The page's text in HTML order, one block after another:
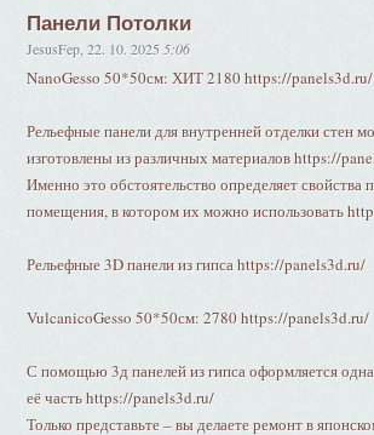
Панели Потолки
JesusFep ,22. 10. 2025 5:06
NanoGesso 50*50см: ХИТ 2180 https://panels3d.ru/
Рельефные панели для внутренней отделки стен
изготовлены из различных материалов https://
Именно это обстоятельство определяет свойства
помещения, в котором их можно использовать
Рельефные 3D панели из гипса https://panels3d.ru/
VulcanicoGesso 50*50см: 2780 https://panels3d.ru/
С помощью 3д панелей из гипса оформляется
её часть https://panels3d.ru/
Только представьте – вы делаете ремонт в